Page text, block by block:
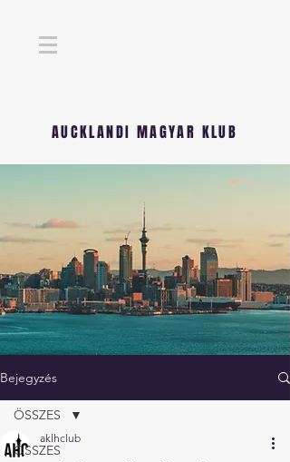
AUCKLANDI MAGYAR KLUB
Bejegyzés
ÖSSZES
ÖSSZES
aklhclub